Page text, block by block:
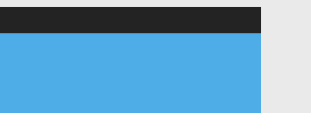
को शीघ्र खोला जाए, लोगों को न हो दिक्कत